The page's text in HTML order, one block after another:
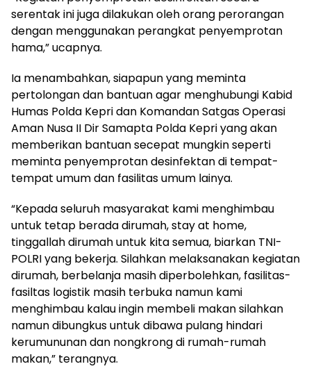
serentak ini juga dilakukan oleh orang perorangan
dengan menggunakan perangkat penyemprotan
hama,” ucapnya.
Ia menambahkan, siapapun yang meminta
pertolongan dan bantuan agar menghubungi Kabid
Humas Polda Kepri dan Komandan Satgas Operasi
Aman Nusa II Dir Samapta Polda Kepri yang akan
memberikan bantuan secepat mungkin seperti
meminta penyemprotan desinfektan di tempat-
tempat umum dan fasilitas umum lainya.
“Kepada seluruh masyarakat kami menghimbau
untuk tetap berada dirumah, stay at home,
tinggallah dirumah untuk kita semua, biarkan TNI-
POLRI yang bekerja. Silahkan melaksanakan kegiatan
dirumah, berbelanja masih diperbolehkan, fasilitas-
fasiltas logistik masih terbuka namun kami
menghimbau kalau ingin membeli makan silahkan
namun dibungkus untuk dibawa pulang hindari
kerumununan dan nongkrong di rumah-rumah
makan,” terangnya.